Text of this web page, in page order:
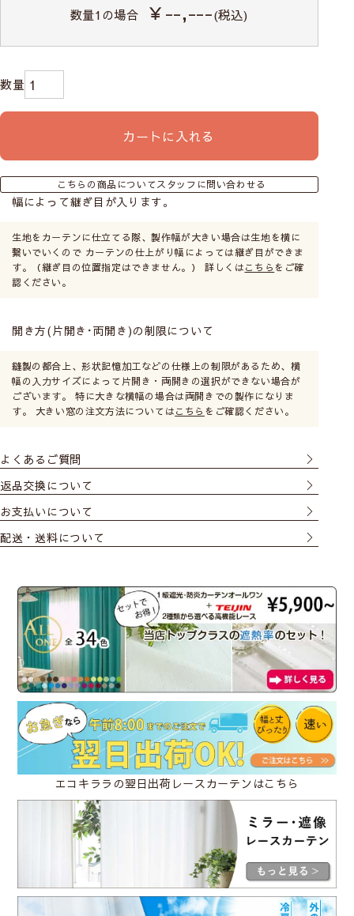
レースカーテンの透け感の比較
透け感あり／人の表情や人の動作がわかる
Class２
数量1の場合 ￥--,---(税込)
カートに入れる
こちらの商品についてスタッフに問い合わせる
幅によって継ぎ目が入ります。
生地をカーテンに仕立てる際、製作幅が大きい場合は生地を横に
繋いでいくので カーテンの仕上がり幅によっては継ぎ目ができま
す。（継ぎ目の位置指定はできません。） 詳しくはこちら をご確
認ください。
開き方(片開き･両開き)の制限について
縫製の都合上、形状記憶加工などの仕様上の制限があるため、横
幅の入力サイズによって片開き・両開きの選択ができない場合が
ございます。 特に大きな横幅の場合は両開きでの製作になりま
す。 大きい窓の注文方法についてはこちら をご確認ください。
よくあるご質問
返品交換について
お支払いについて
配送・送料について
エコキララの翌日出荷レースカーテンはこちら